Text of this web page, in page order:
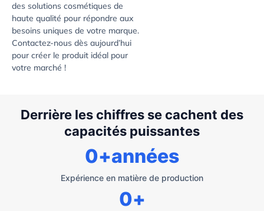
des solutions cosmétiques de
haute qualité pour répondre aux
besoins uniques de votre marque.
Contactez-nous dès aujourd’hui
pour créer le produit idéal pour
votre marché !
Derrière les chiffres se cachent des
capacités puissantes
Expérience en matière de production
0+années
0+